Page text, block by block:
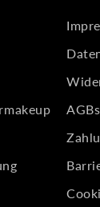
AGBs